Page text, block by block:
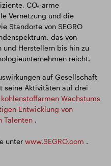
CO₂-arme
Vernetzung und die
Standorte von SEGRO
das von
und Herstellern bis hin zu
reicht.
auf Gesellschaft
seine Aktivitäten auf drei
Wachstums
Entwicklung von
Talenten .
unter www.SEGRO.com .